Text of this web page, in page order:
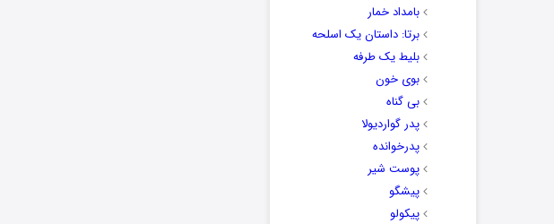
بامداد خمار
برتا: داستان یک اسلحه
بلیط یک‌‌ طرفه
بوی خون
بی گناه
پدر گواردیولا
پدرخوانده
پوست شیر
پیشگو
پیکولو